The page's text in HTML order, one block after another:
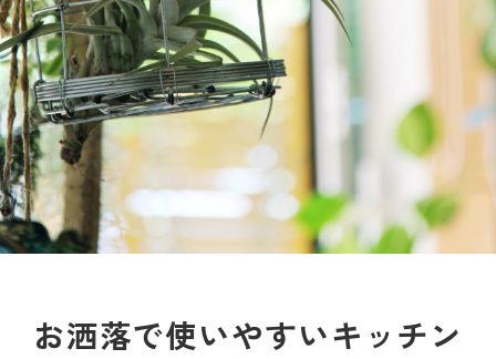
お洒落で使いやすいキッチン